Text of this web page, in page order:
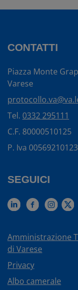
CONTATTI
Piazza Monte
Varese
Tel. 0332 295111
C.F. 80000510125
P. Iva 00569210123
SEGUICI
Amministrazione
di Varese
Privacy
Albo camerale